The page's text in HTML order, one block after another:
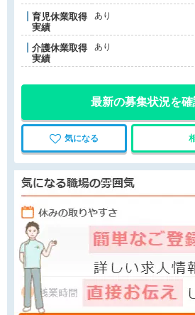
育児休業取得
実績
あり
介護休業取得
実績
あり
最新の募集状況を確
気になる